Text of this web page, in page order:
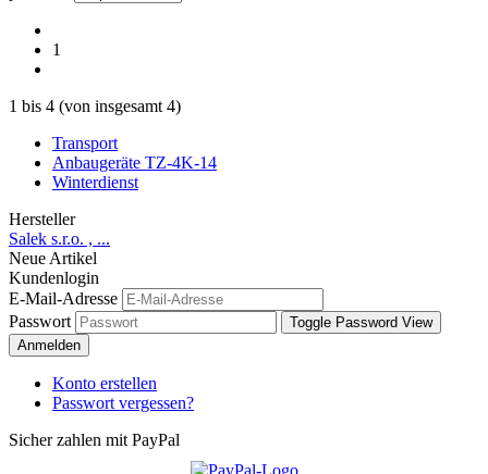
1
1 bis 4 (von insgesamt 4)
Transport
Anbaugeräte TZ-4K-14
Winterdienst
Hersteller
Salek s.r.o. , ...
Neue Artikel
Kundenlogin
E-Mail-Adresse
Passwort
Toggle Password View
Anmelden
Konto erstellen
Passwort vergessen?
Sicher zahlen mit PayPal